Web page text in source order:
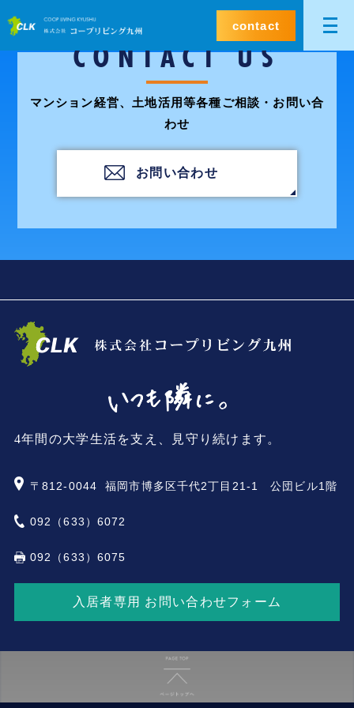
contact
CONTACT US
マンション経営、土地活用等各種ご相談・お問い合
わせ
お問い合わせ
4年間の大学生活を支え、見守り続けます。
〒812-0044 福岡市博多区千代2丁目21-1 公団ビル1階
092（633）6072
092（633）6075
入居者専用 お問い合わせフォーム